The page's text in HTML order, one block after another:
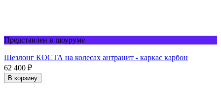
Представлен в шоуруме
Шезлонг КОСТА на колесах антрацит - каркас карбон
62 400 ₽
В корзину